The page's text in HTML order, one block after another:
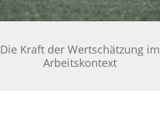
Die Kraft der Wertschätzung im
Arbeitskontext